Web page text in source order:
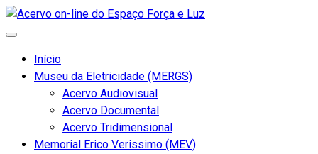
Início
Museu da Eletricidade (MERGS)
Acervo Audiovisual
Acervo Documental
Acervo Tridimensional
Memorial Erico Verissimo (MEV)